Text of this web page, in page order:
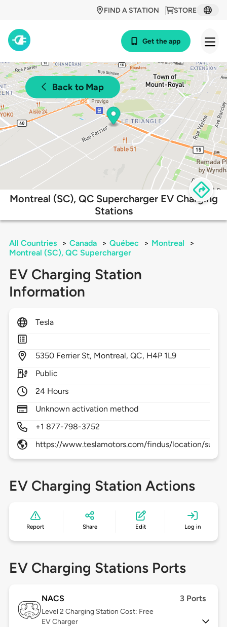
STORE
FIND A STATION
Get the app
Back to Map
Montreal (SC), QC Supercharger EV Charging
Stations
All Countries > Canada > Québec > Montreal
>
Montreal (SC), QC Supercharger
EV Charging Station
Information
Tesla
5350 Ferrier St, Montreal,QC, H4P 1L9
Public
24 Hours
Unknown activation method
+1 877-798-3752
https://www.teslamotors.com/findus/location/
EV Charging Station Actions
Report Share Edit Log in
EV Charging Stations Ports
NACS 3 Ports
Level 2 Charging Station Cost: Free
EV Charger